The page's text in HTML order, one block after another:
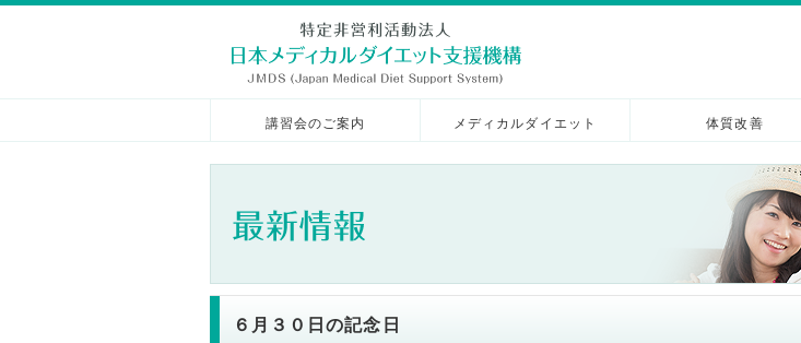
講習会のご案内 メディカルダイエット 体質改善
６月３０日の記念日